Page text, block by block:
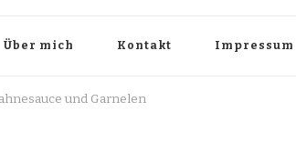
Über mich Kontakt Impressum
und Garnelen